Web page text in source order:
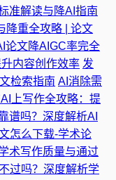
准解读与降AI指南
降重全攻略 | 论文
论文降AIGC率完全
内容创作效率 发
检索指南 AI消除需
上写作全攻略：提
谱吗？深度解析AI
怎么下载-学术论
术写作质量与通过
过吗？深度解析学